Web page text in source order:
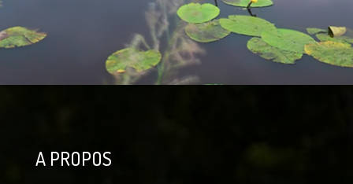
A PROPOS